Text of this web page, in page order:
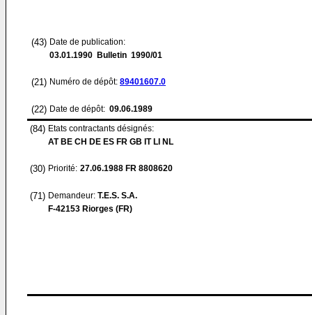
(43) Date de publication:
03.01.1990 Bulletin 1990/01
(21) Numéro de dépôt: 89401607.0
(22) Date de dépôt: 09.06.1989
(84) Etats contractants désignés:
AT BE CH DE ES FR GB IT LI NL
(30) Priorité: 27.06.1988 FR 8808620
(71) Demandeur: T.E.S. S.A.
F-42153 Riorges (FR)